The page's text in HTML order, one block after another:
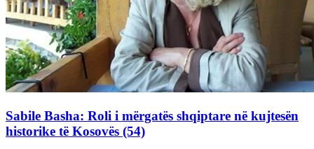
Sabile Basha: Roli i mërgatës shqiptare në kujtesën
historike të Kosovës (54)